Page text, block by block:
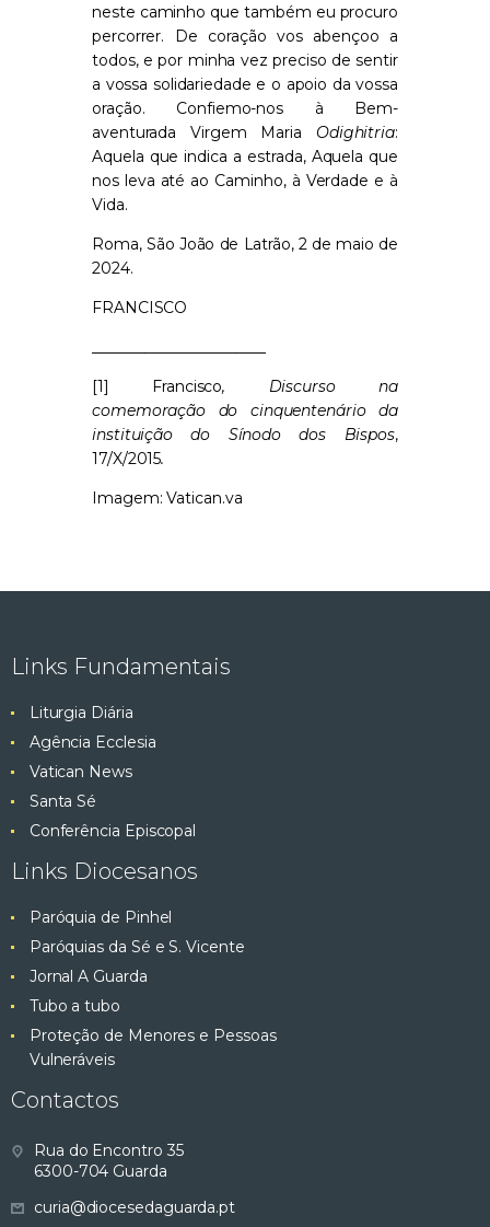
neste caminho que também eu procuro
percorrer. De coração vos abençoo a
todos, e por minha vez preciso de sentir
a vossa solidariedade e o apoio da vossa
oração. Confiemo-nos à Bem-
aventurada Virgem Maria Odighitria:
Aquela que indica a estrada, Aquela que
nos leva até ao Caminho, à Verdade e à
Vida.
Roma, São João de Latrão, 2 de maio de
2024.
FRANCISCO
[1] Francisco, Discurso na
comemoração do cinquentenário da
instituição do Sínodo dos Bispos,
17/X/2015.
Imagem: Vatican.va
Links Fundamentais
Liturgia Diária
Agência Ecclesia
Vatican News
Santa Sé
Conferência Episcopal
Links Diocesanos
Paróquia de Pinhel
Paróquias da Sé e S. Vicente
Jornal A Guarda
Tubo a tubo
Proteção de Menores e Pessoas
Vulneráveis
Contactos
Rua do Encontro 35
6300-704 Guarda
curia@diocesedaguarda.pt